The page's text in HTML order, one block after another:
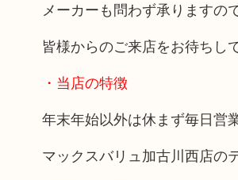
メーカーも問わず承りますの
皆様からのご来店をお待ちし
・当店の特徴
年末年始以外は休まず毎日営
マックスバリュ加古川西店の